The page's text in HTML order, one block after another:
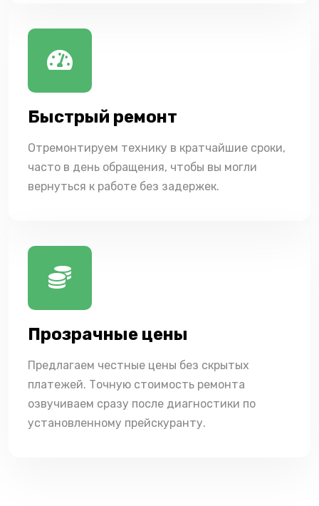
Быстрый ремонт
Отремонтируем технику в кратчайшие сроки,
часто в день обращения, чтобы вы могли
вернуться к работе без задержек.
Прозрачные цены
Предлагаем честные цены без скрытых
платежей. Точную стоимость ремонта
озвучиваем сразу после диагностики по
установленному прейскуранту.